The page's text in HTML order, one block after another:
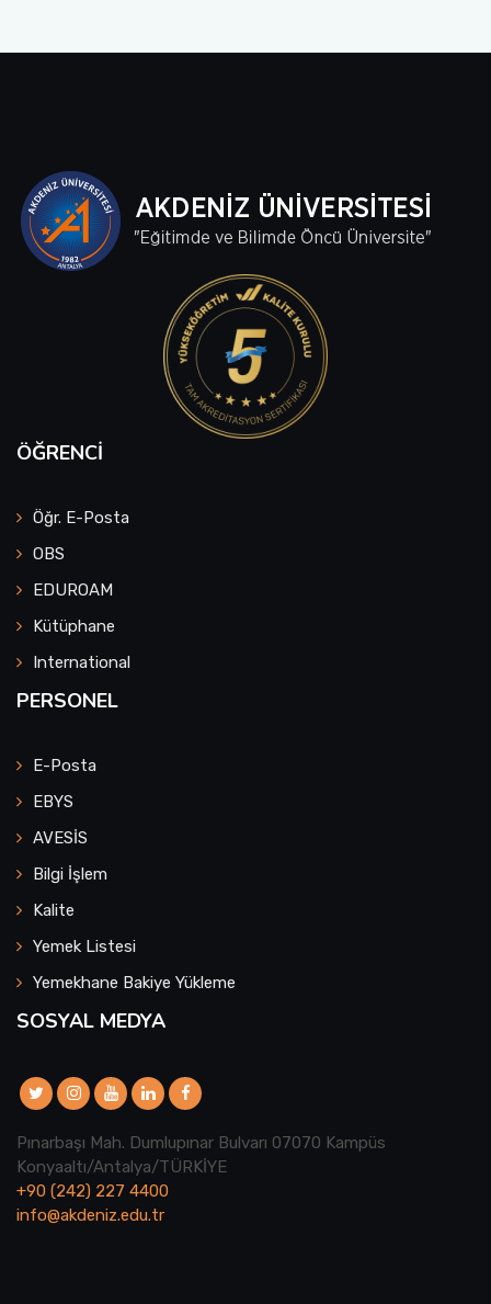
ÖĞRENCI
Öğr. E-Posta
OBS
EDUROAM
Kütüphane
International
PERSONEL
E-Posta
EBYS
AVESİS
Bilgi İşlem
Kalite
Yemek Listesi
Yemekhane Bakiye Yükleme
SOSYAL MEDYA
Pınarbaşı Mah. Dumlupınar Bulvarı 07070 Kampüs
Konyaaltı/Antalya/TÜRKİYE
+90 (242) 227 4400
info@akdeniz.edu.tr